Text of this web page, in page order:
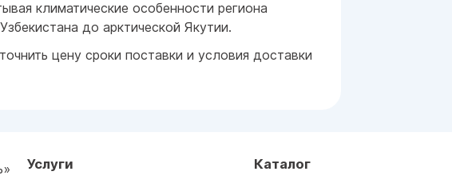
климатические особенности региона
до арктической Якутии.
цену сроки поставки и условия доставки
Услуги
Каталог